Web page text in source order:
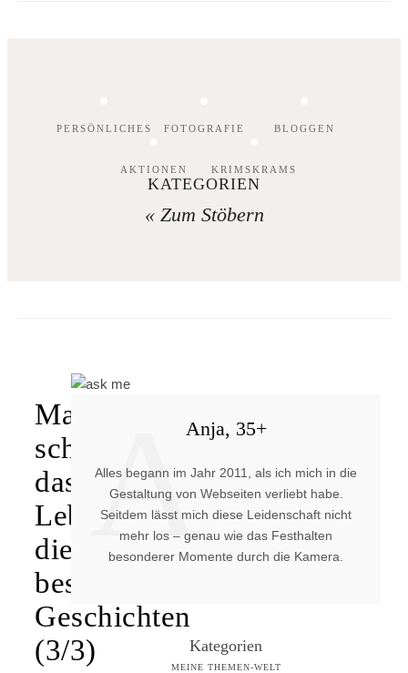
PERSÖNLICHES FOTOGRAFIE BLOGGEN
AKTIONEN KRIMSKRAMS
KATEGORIEN
« Zum Stöbern
Manchmal
schreibt
das
Leben
die
besten
Geschichten
(3/3)
Anja, 35+
A
Alles begann im Jahr 2011, als ich mich in die
Gestaltung von Webseiten verliebt habe.
Seitdem lässt mich diese Leidenschaft nicht
mehr los – genau wie das Festhalten
besonderer Momente durch die Kamera.
Kategorien
MEINE THEMEN-WELT